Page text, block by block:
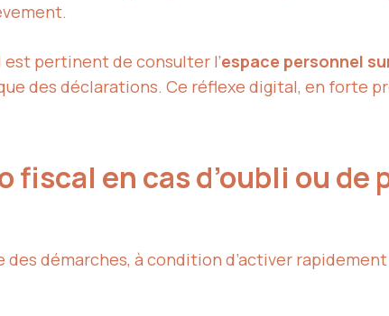
pertinent de consulter l’espace personnel
des déclarations. Ce réflexe digital, en forte
en cas d’oubli ou de
des démarches, à condition d’activer